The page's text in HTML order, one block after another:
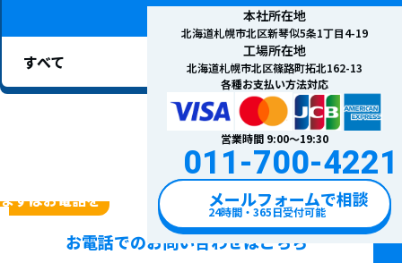
本社所在地
北海道札幌市北区新琴似5条1丁目4-19
工場所在地
北海道札幌市北区篠路町拓北162-13
各種お支払い方法対応
営業時間 9:00〜19:30
011-700-4221
メールフォームで相談
24時間・365日受付可能
カテゴリー
すべて
まずはお電話を
お電話でのお問い合わせはこちら